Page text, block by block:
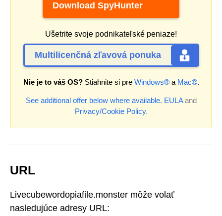
Download SpyHunter
Ušetrite svoje podnikateľské peniaze!
Multilicenčná zľavová ponuka
Nie je to váš OS?Stiahnite si pre Windows®a Mac®.
See additional offer below where available. EULAand
Privacy/Cookie Policy.
URL
Livecubewordopiafile.monster môže volať
nasledujúce adresy URL: